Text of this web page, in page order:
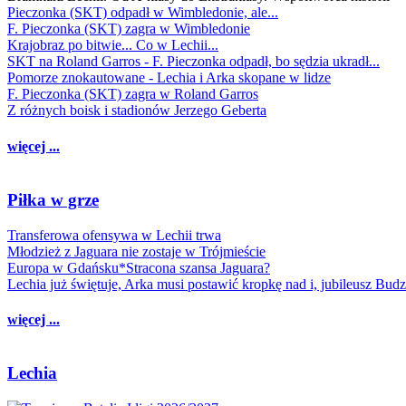
Pieczonka (SKT) odpadł w Wimbledonie, ale...
F. Pieczonka (SKT) zagra w Wimbledonie
Krajobraz po bitwie... Co w Lechii...
SKT na Roland Garros - F. Pieczonka odpadł, bo sędzia ukradł...
Pomorze znokautowane - Lechia i Arka skopane w lidze
F. Pieczonka (SKT) zagra w Roland Garros
Z różnych boisk i stadionów Jerzego Geberta
więcej ...
Piłka w grze
Transferowa ofensywa w Lechii trwa
Młodzież z Jaguara nie zostaje w Trójmieście
Europa w Gdańsku*Stracona szansa Jaguara?
Lechia już świętuje, Arka musi postawić kropkę nad i, jubileusz
więcej ...
Lechia